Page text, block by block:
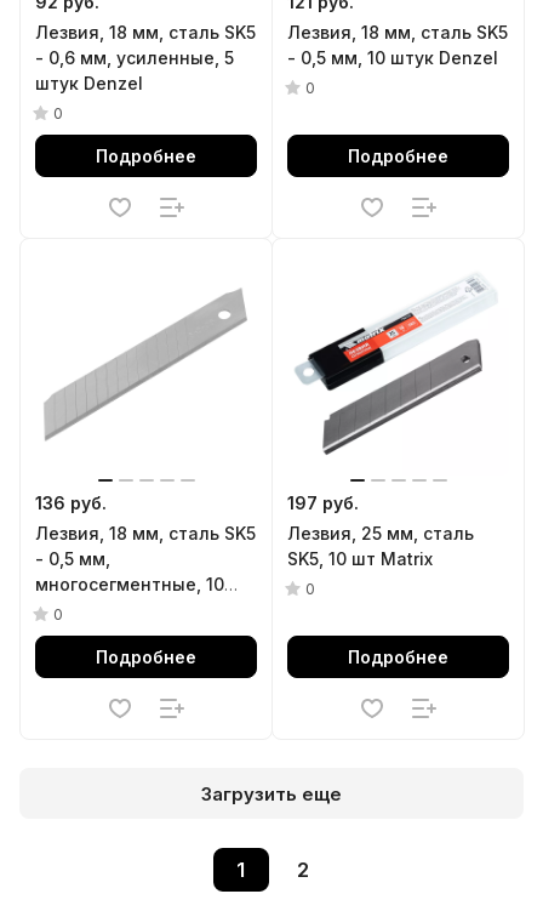
Лезвия, 18 мм, сталь SK5
- 0,6 мм, усиленные, 5
штук Denzel
0
Подробнее
Лезвия, 18 мм, сталь SK5
- 0,5 мм, 10 штук Denzel
0
Подробнее
136 руб.
Лезвия, 18 мм, сталь SK5
- 0,5 мм,
многосегментные, 10
штук Denzel
0
Подробнее
197 руб.
Лезвия, 25 мм, сталь
SK5, 10 шт Matrix
0
Подробнее
Загрузить еще
1 2